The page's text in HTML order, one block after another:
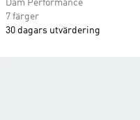
Dam Performance
7 färger
30 dagars utvärdering